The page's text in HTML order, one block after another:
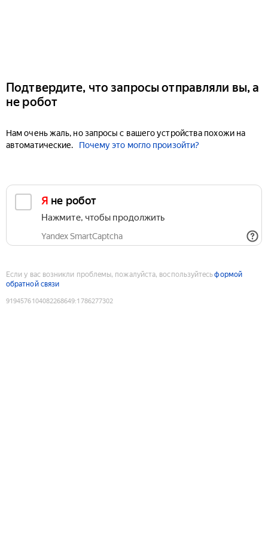
Подтвердите, что запросы отправляли вы, а
не робот
Нам очень жаль, но запросы с вашего устройства похожи на
автоматические.
Почему это могло произойти?
Я не робот
Нажмите, чтобы продолжить
Yandex SmartCaptcha
Если у вас возникли проблемы, пожалуйста, воспользуйтесьформой
обратной связи
9194576104082268649:1786277302